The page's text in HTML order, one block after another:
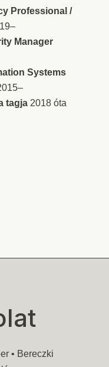
Professional /
Manager
Systems
tagja2018 óta
• Bereczki